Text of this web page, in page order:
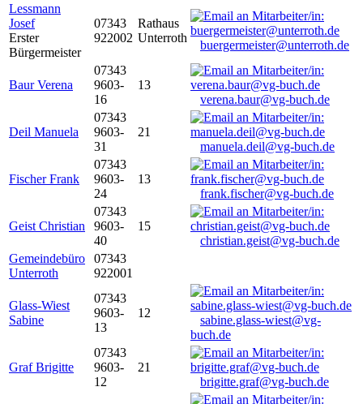
Lessmann
Josef
Erster
Bürgermeister
07343
922002
Rathaus
Unterroth
buergermeister@unterroth.de
Baur Verena
07343
9603-
16
13
verena.baur@vg-buch.de
Deil Manuela
07343
9603-
31
21
manuela.deil@vg-buch.de
Fischer Frank
07343
9603-
24
13
frank.fischer@vg-buch.de
Geist Christian
07343
9603-
40
15
christian.geist@vg-buch.de
Gemeindebüro
Unterroth
07343
922001
Glass-Wiest
Sabine
07343
9603-
13
12
sabine.glass-wiest@vg-
buch.de
Graf Brigitte
07343
9603-
12
21
brigitte.graf@vg-buch.de